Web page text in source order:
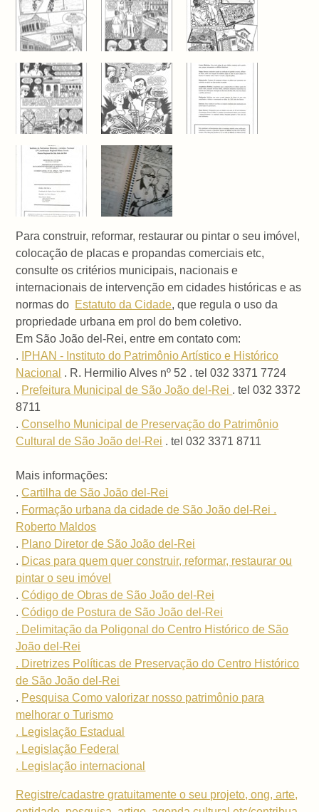
Para construir, reformar, restaurar ou pintar o seu imóvel,
colocação de placas e propandas comerciais etc,
consulte os critérios municipais, nacionais e
internacionais de intervenção em cidades históricas e as
normas do Estatuto da Cidade, que regula o uso da
propriedade urbana em prol do bem coletivo.
Em São João del-Rei, entre em contato com:
.
IPHAN - Instituto do Patrimônio Artístico e Histórico
Nacional . R. Hermilio Alves nº 52 . tel 032 3371 7724
. Prefeitura Municipal de São João del-Rei . tel 032 3372
8711
.Conselho Municipal de Preservação do Patrimônio
Cultural de São João del-Rei . tel 032 3371 8711
Mais informações:
.Cartilha de São João del-Rei
. Formação urbana da cidade de São João del-Rei .
Roberto Maldos
. Plano Diretor de São João del-Rei
. Dicas para quem quer construir, reformar, restaurar ou
pintar o seu imóvel
.Código de Obras de São João del-Rei
.Código de Postura de São João del-Rei
. Delimitação da Poligonal do Centro Histórico de São
João del-Rei
. Diretrizes Políticas de Preservação do Centro Histórico
de São João del-Rei
. Pesquisa Como valorizar nosso patrimônio para
melhorar o Turismo
. Legislação Estadual
. Legislação Federal
. Legislação internacional
Registre/cadastre gratuitamente o seu projeto, ong, arte,